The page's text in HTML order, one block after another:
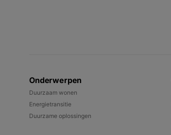
Onderwerpen
Duurzaam wonen
Energietransitie
Duurzame oplossingen